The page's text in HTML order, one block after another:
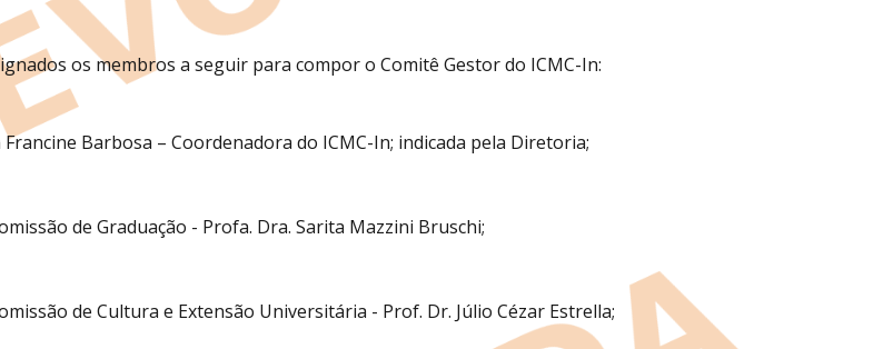
os membros a seguir para compor o Comitê Gestor do ICMC-In:
Francine Barbosa – Coordenadora do ICMC-In; indicada pela Diretoria;
de Graduação - Profa. Dra. Sarita Mazzini Bruschi;
de Cultura e Extensão Universitária - Prof. Dr. Júlio Cézar Estrella;